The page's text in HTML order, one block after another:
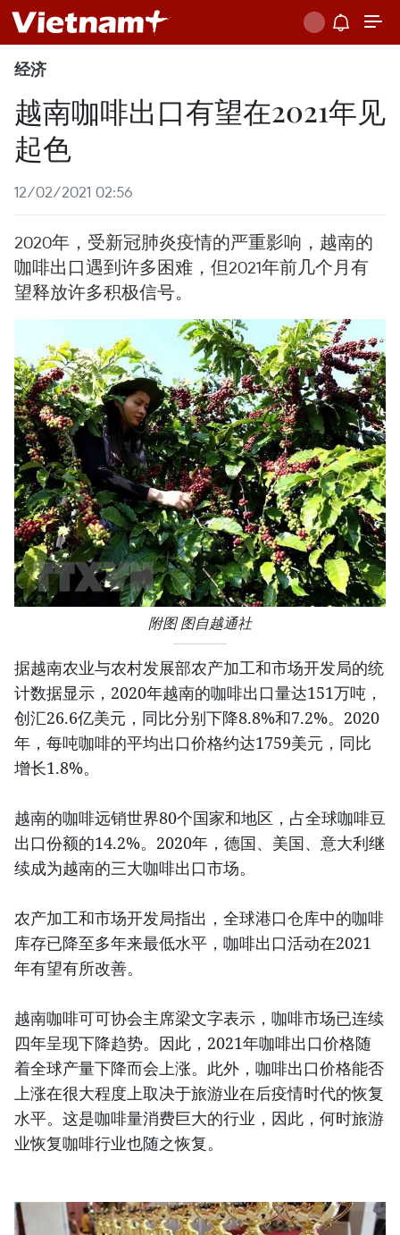
经济
越南咖啡出口有望在2021年见
起色
12/02/2021 02:56
2020年，受新冠肺炎疫情的严重影响，越南的
咖啡出口遇到许多困难，但2021年前几个月有
望释放许多积极信号。
附图 图自越通社
据越南农业与农村发展部农产加工和市场开发局的统
计数据显示，2020年越南的咖啡出口量达151万吨，
创汇26.6亿美元，同比分别下降8.8%和7.2%。2020
年，每吨咖啡的平均出口价格约达1759美元，同比
增长1.8%。
越南的咖啡远销世界80个国家和地区，占全球咖啡豆
出口份额的14.2%。2020年，德国、美国、意大利继
续成为越南的三大咖啡出口市场。
农产加工和市场开发局指出，全球港口仓库中的咖啡
库存已降至多年来最低水平，咖啡出口活动在2021
年有望有所改善。
越南咖啡可可协会主席梁文字表示，咖啡市场已连续
四年呈现下降趋势。因此，2021年咖啡出口价格随
着全球产量下降而会上涨。此外，咖啡出口价格能否
上涨在很大程度上取决于旅游业在后疫情时代的恢复
水平。这是咖啡量消费巨大的行业，因此，何时旅游
业恢复咖啡行业也随之恢复。